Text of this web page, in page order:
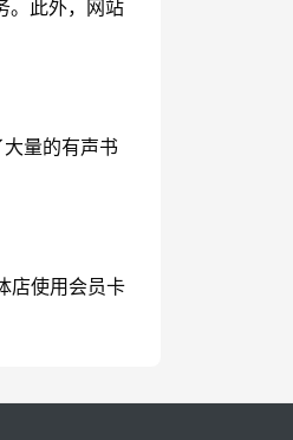
。此外，网站
量的有声书
店使用会员卡